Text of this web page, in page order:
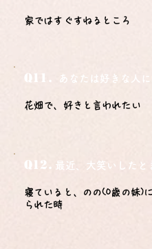
家ではすぐすねるところ
Q11. あなたは好きな人
花畑で、好きと言われたい
Q12. 最近、大笑いしたと
寝ていると、のの(0歳の妹)
られた時